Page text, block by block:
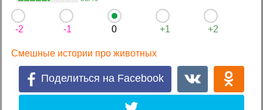
-2 -1 0 +1 +2
Смешные истории про животных
Поделиться на Facebook